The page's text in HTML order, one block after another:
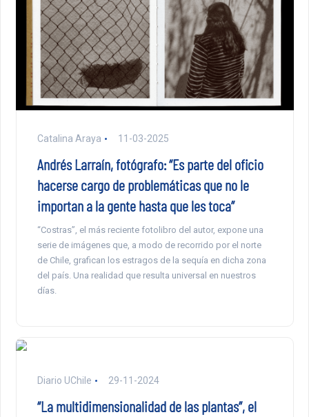
Catalina Araya 11-03-2025
Andrés Larraín, fotógrafo: “Es parte del oficio
hacerse cargo de problemáticas que no le
importan a la gente hasta que les toca”
“Costras”, el más reciente fotolibro del autor, expone una
serie de imágenes que, a modo de recorrido por el norte
de Chile, grafican los estragos de la sequía en dicha zona
del país. Una realidad que resulta universal en nuestros
días.
Diario UChile 29-11-2024
“La multidimensionalidad de las plantas”, el